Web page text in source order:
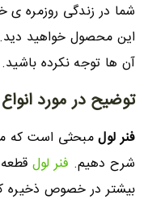
شما در زندگی روزمره ی
این محصول خواهید
آن ها توجه نکرده باشید.
توضیح در مورد
فنر لولمبحثی است که
شرح دهیم. فنر لول
بیشتر در خصوص ذخیره